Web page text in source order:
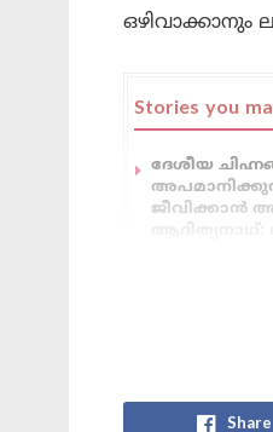
Stories you
ദേശീയ
ജീവിക്കാൻ
Share